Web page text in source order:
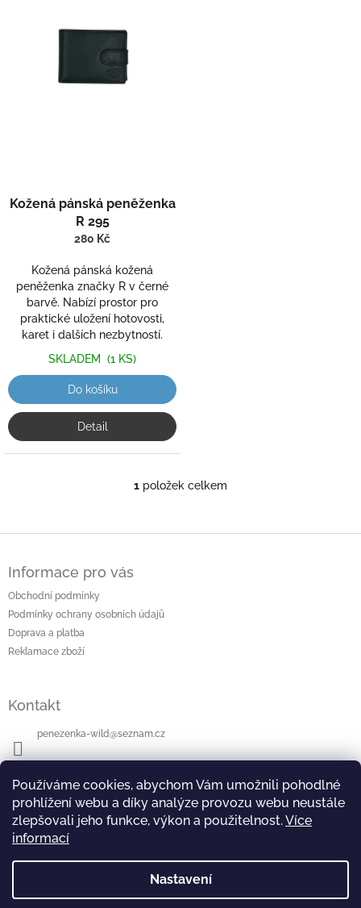
Používáme cookies, abychom Vám umožnili pohodlné
prohlížení webu a díky analýze provozu webu neustále
zlepšovali jeho funkce, výkon a použitelnost.Více
informací
Nastavení
Kožená pánská peněženka
R 295
280 Kč
Kožená pánská kožená
peněženka značky R v černé
barvě. Nabízí prostor pro
praktické uložení hotovosti,
karet i dalších nezbytností.
SKLADEM (1 KS)
Do košíku
Detail
O
á
s
1 položek celkem
Informace pro vás
Obchodní podmínky
Podmínky ochrany osobních údajů
Doprava a platba
Reklamace zboží
Kontakt
penezenka-wild@seznam.cz
Přijímáme online platby